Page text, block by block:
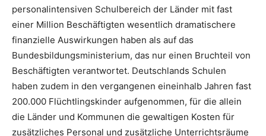
personalintensiven Schulbereich der Länder mit fast
einer Million Beschäftigten wesentlich dramatischere
finanzielle Auswirkungen haben als auf das
Bundesbildungsministerium, das nur einen Bruchteil von
Beschäftigten verantwortet. Deutschlands Schulen
haben zudem in den vergangenen eineinhalb Jahren fast
200.000 Flüchtlingskinder aufgenommen, für die allein
die Länder und Kommunen die gewaltigen Kosten für
zusätzliches Personal und zusätzliche Unterrichtsräume